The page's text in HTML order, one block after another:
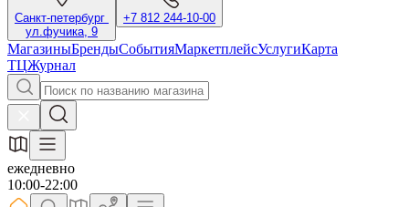
Санкт-петербург
ул.фучика, 9
+7 812 244-10-00
МагазиныБрендыСобытияМаркетплейсУслугиКарта
ТЦЖурнал
ежедневно
10:00-22:00